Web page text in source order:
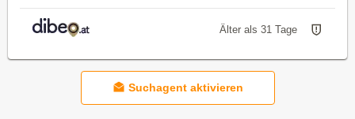
Älter als 31 Tage
Suchagent aktivieren